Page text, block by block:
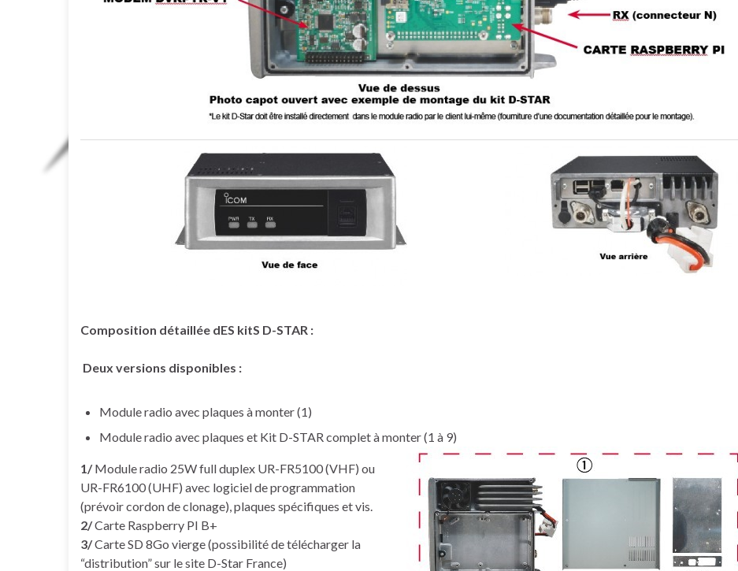
Composition détaillée dES kitS D-STAR :
Deux versions disponibles :
Module radio avec plaques à monter (1)
Module radio avec plaques et Kit D-STAR complet à monter (1 à 9)
1/Module radio 25W full duplex UR-FR5100 (VHF) ou
UR-FR6100 (UHF) avec logiciel de programmation
(prévoir cordon de clonage), plaques spécifiques et vis.
2/Carte Raspberry PI B+
3/Carte SD 8Go vierge (possibilité de télécharger la
“distribution” sur le site D-Star France)